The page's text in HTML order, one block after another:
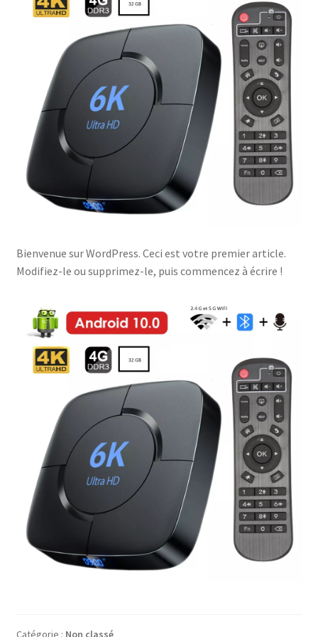
Bienvenue sur WordPress. Ceci est votre premier article.
Modifiez-le ou supprimez-le, puis commencez à écrire !